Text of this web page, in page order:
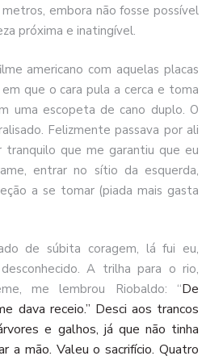
embora não fosse possível
próxima e inatingível.
americano com aquelas placas
que o cara pula a cerca e toma
uma escopeta de cano duplo. O
Felizmente passava por ali
tranquilo que me garantiu que eu
entrar no sítio da esquerda,
a se tomar (piada mais gasta
de súbita coragem, lá fui eu,
A trilha para o rio,
me lembrou Riobaldo: “De
dava receio.” Desci aos trancos
e galhos, já que não tinha
a mão. Valeu o sacrifício. Quatro